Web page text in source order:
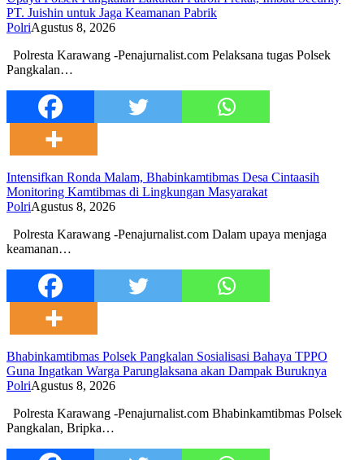
PT. Juishin untuk Jaga Keamanan Pabrik
PolriAgustus 8, 2026
Polresta Karawang -Penajurnalist.com Pelaksana tugas Polsek
Pangkalan…
Intensifkan Ronda Malam, Bhabinkamtibmas Desa Cintaasih
Monitoring Kamtibmas di Lingkungan Masyarakat
PolriAgustus 8, 2026
Polresta Karawang -Penajurnalist.com Dalam upaya menjaga
keamanan…
Bhabinkamtibmas Polsek Pangkalan Sosialisasi Bahaya TPPO
Guna Ingatkan Warga Parunglaksana akan Dampak Buruknya
PolriAgustus 8, 2026
Polresta Karawang -Penajurnalist.com Bhabinkamtibmas Polsek
Pangkalan, Bripka…